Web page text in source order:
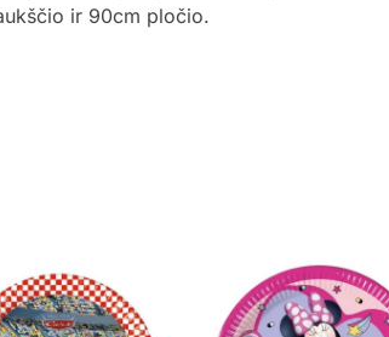
ir 90cm pločio.